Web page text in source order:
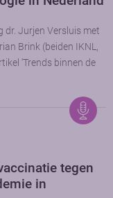
Jurjen Versluis met
Brink (beiden IKNL,
‘Trends binnen de
tegen
in